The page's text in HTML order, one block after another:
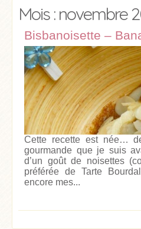
Mois : novembre
Bisbanoisette –
Cette recette est née…
gourmande que je suis
d’un goût de noisettes
préférée de Tarte
encore mes...